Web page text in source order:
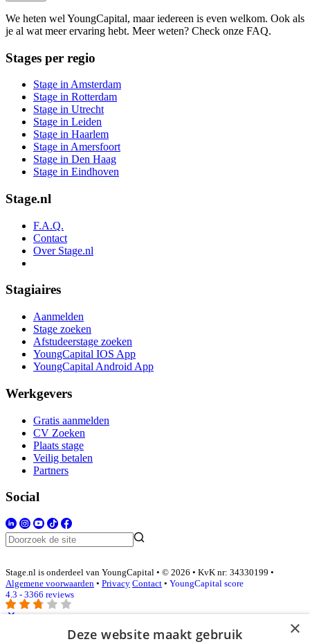
We heten wel YoungCapital, maar iedereen is even welkom. Ook als
je al wat meer ervaring hebt. Meer weten? Check onze FAQ.
Stages per regio
Stage in Amsterdam
Stage in Rotterdam
Stage in Utrecht
Stage in Leiden
Stage in Haarlem
Stage in Amersfoort
Stage in Den Haag
Stage in Eindhoven
Stage.nl
F.A.Q.
Contact
Over Stage.nl
Stagiaires
Aanmelden
Stage zoeken
Afstudeerstage zoeken
YoungCapital IOS App
YoungCapital Android App
Werkgevers
Gratis aanmelden
CV Zoeken
Plaats stage
Veilig betalen
Partners
Social
Stage.nl is onderdeel van YoungCapital • © 2026 • KvK nr: 34330199 •
Algemene voorwaarden • Privacy Contact • YoungCapital score
4.3 - 3366 reviews
×
Deze website maakt gebruik